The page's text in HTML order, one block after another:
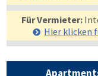
Für Vermieter:
Hier klicken